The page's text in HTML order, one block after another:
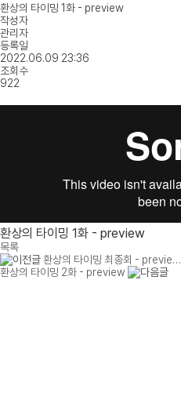
환상의 타이밍 1화 - preview
작성자
관리자
등록일
2022.06.09 23:36
조회수
922
환상의 타이밍 1화 - preview
목록
환상의 타이밍 최종회 - previe…
환상의 타이밍 2화 - preview